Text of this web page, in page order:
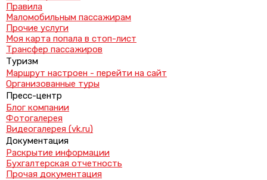
Правила
Маломобильным пассажирам
Прочие услуги
Моя карта попала в стоп-лист
Трансфер пассажиров
Туризм
Маршрут настроен - перейти на сайт
Организованные туры
Пресс-центр
Блог компании
Фотогалерея
Видеогалерея (vk.ru)
Документация
Раскрытие информации
Бухгалтерская отчетность
Прочая документация